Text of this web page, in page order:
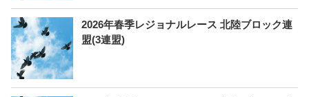
2026年春季レジョナルレース 北陸ブロック連
盟(3連盟)